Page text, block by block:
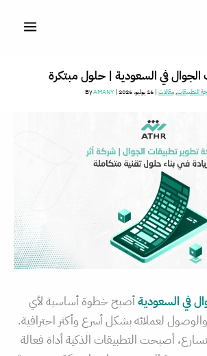
الجوال في السعودية | حلول مبتكرة
التطبيقات,مقالات |16 يوليو، 2026 | By
AMANY
في السعوديةأصبح خطوة أساسية لأي
لعملائه بشكل أسرع وأكثر احترافية.
أصبحت التطبيقات الذكية أداة فعالة